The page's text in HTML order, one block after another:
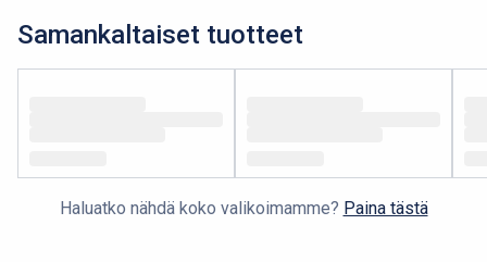
Samankaltaiset tuotteet
Haluatko nähdä koko valikoimamme? Paina tästä